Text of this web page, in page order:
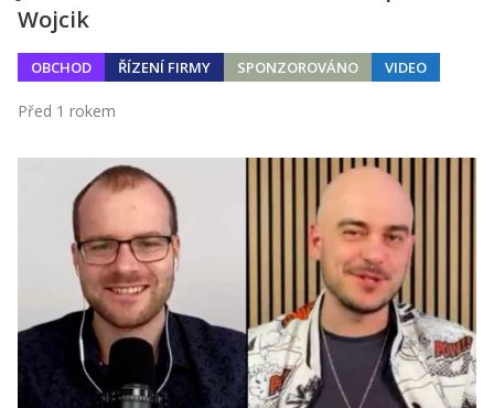
Wojcik
OBCHOD ŘÍZENÍ FIRMY SPONZOROVÁNO VIDEO
Před 1 rokem